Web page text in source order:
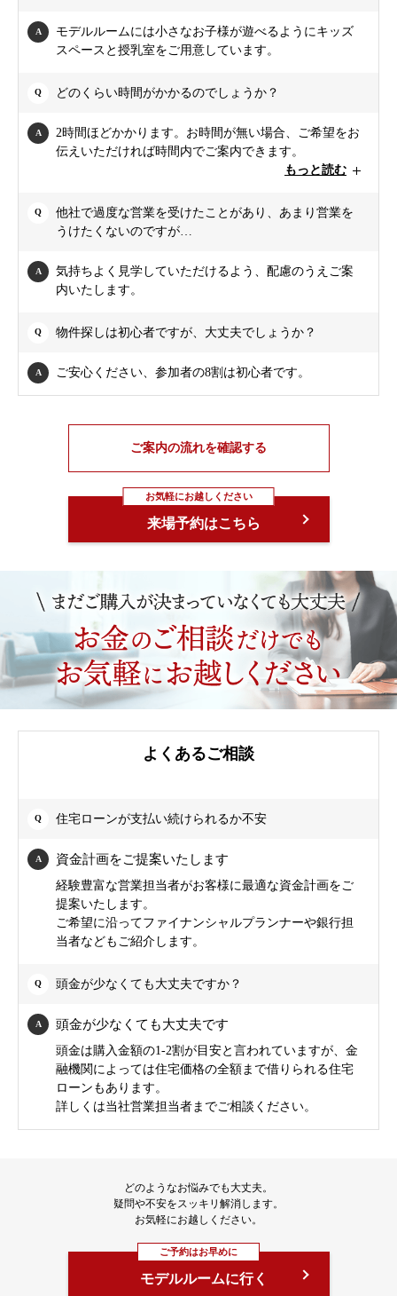
モデルルームには小さなお子様が遊べるようにキッズ
スペースと授乳室をご用意しています。
どのくらい時間がかかるのでしょうか？
2時間ほどかかります。お時間が無い場合、ご希望をお
伝えいただければ時間内でご案内できます。
もっと読む
他社で過度な営業を受けたことがあり、あまり営業を
うけたくないのですが…
気持ちよく見学していただけるよう、配慮のうえご案
内いたします。
物件探しは初心者ですが、大丈夫でしょうか？
ご安心ください、参加者の8割は初心者です。
ご案内の流れを確認する
お気軽にお越しください
来場予約はこちら
よくあるご相談
住宅ローンが支払い続けられるか不安
資金計画をご提案いたします
経験豊富な営業担当者がお客様に最適な資金計画をご
提案いたします。
ご希望に沿ってファイナンシャルプランナーや銀行担
当者などもご紹介します。
頭金が少なくても大丈夫ですか？
頭金が少なくても大丈夫です
頭金は購入金額の1-2割が目安と言われていますが、金
融機関によっては住宅価格の全額まで借りられる住宅
ローンもあります。
詳しくは当社営業担当者までご相談ください。
どのようなお悩みでも大丈夫。
疑問や不安をスッキリ解消します。
お気軽にお越しください。
ご予約はお早めに
モデルルームに行く